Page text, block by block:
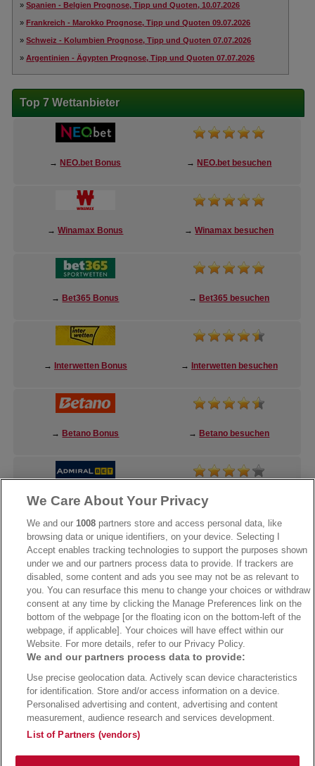
»Spanien - Belgien Prognose, Tipp und Quoten, 10.07.2026
»Frankreich - Marokko Prognose, Tipp und Quoten 09.07.2026
»Schweiz - Kolumbien Prognose, Tipp und Quoten 07.07.2026
»Argentinien - Ägypten Prognose, Tipp und Quoten 07.07.2026
Top 7 Wettanbieter
→ NEO.bet Bonus → NEO.bet besuchen
→Winamax Bonus →Winamax besuchen
→ Bet365 Bonus → Bet365 besuchen
→ Interwetten Bonus → Interwetten besuchen
→ Betano Bonus → Betano besuchen
→AdmiralBet Bonus →AdmiralBet besuchen
→Bwin Bonus →Bwin besuchen
Alle Anbieter auf dieser Webseite sind offiziell in Deutschland
We Care About Your Privacy
We and our1008 partners store and access personal data, like
browsing data or unique identifiers, on your device. Selecting I
Accept enables tracking technologies to support the purposes shown
under we and our partners process data to provide. If trackers are
disabled, some content and ads you see may not be as relevant to
you. You can resurface this menu to change your choices or withdraw
consent at any time by clicking the Manage Preferences link on the
bottom of the webpage [or the floating icon on the bottom-left of the
webpage, if applicable]. Your choices will have effect within our
Website. For more details, refer to our Privacy Policy.
We and our partners process data to provide:
Use precise geolocation data. Actively scan device characteristics
for identification. Store and/or access information on a device.
Personalised advertising and content, advertising and content
measurement, audience research and services development.
List of Partners (vendors)